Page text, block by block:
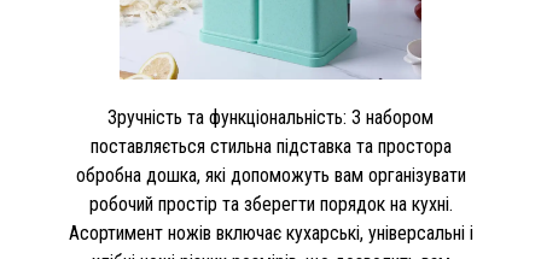
Зручність та функціональність: З набором
поставляється стильна підставка та простора
обробна дошка, які допоможуть вам організувати
робочий простір та зберегти порядок на кухні.
Асортимент ножів включає кухарські, універсальні і